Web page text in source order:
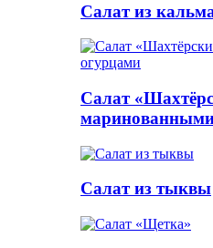
Салат из
Салат
Салат из тыквы